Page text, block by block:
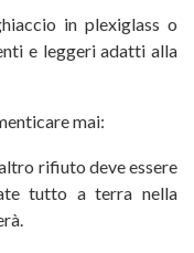
in plexiglass o
e leggeri adatti alla
mai:
rifiuto deve essere
tutto a terra nella